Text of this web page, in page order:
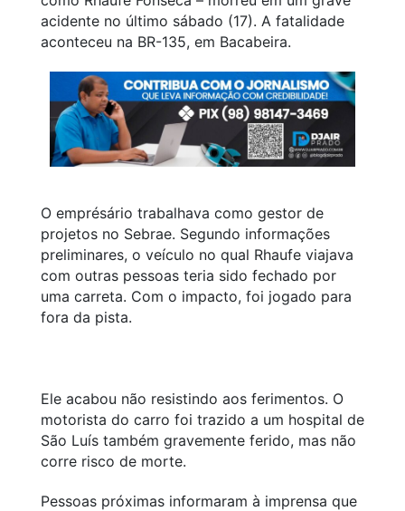
acidente no último sábado (17). A fatalidade
aconteceu na BR-135, em Bacabeira.
O emprésário trabalhava como gestor de
projetos no Sebrae. Segundo informações
preliminares, o veículo no qual Rhaufe viajava
com outras pessoas teria sido fechado por
uma carreta. Com o impacto, foi jogado para
fora da pista.
Ele acabou não resistindo aos ferimentos. O
motorista do carro foi trazido a um hospital de
São Luís também gravemente ferido, mas não
corre risco de morte.
Pessoas próximas informaram à imprensa que